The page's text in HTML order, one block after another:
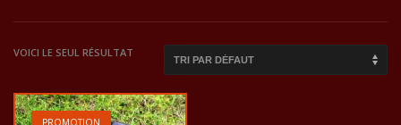
VOICI LE SEUL RÉSULTAT
PROMOTION